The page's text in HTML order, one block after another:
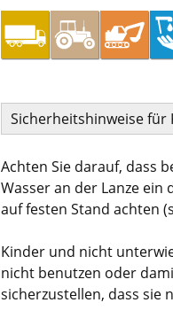
Sicherheitshinweise
Achten Sie darauf, dass
Wasser an der Lanze
auf festen Stand achten
Kinder und nicht
nicht benutzen oder
sicherzustellen, dass sie